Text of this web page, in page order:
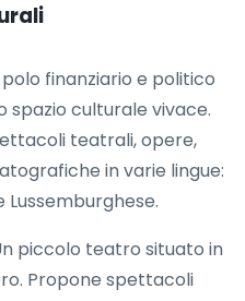
finanziario e politico
spazio culturale vivace.
teatrali, opere,
in varie lingue:
piccolo teatro situato in
Propone spettacoli